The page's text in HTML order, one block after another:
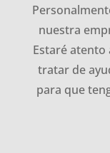
nuestra
Estaré atento
tratar de
para que